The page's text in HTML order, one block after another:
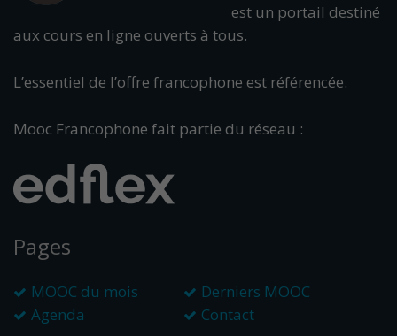
est un portail destiné
aux cours en ligne ouverts à tous.
L’essentiel de l’offre francophone est référencée.
Mooc Francophone fait partie du réseau :
Pages
MOOC du mois
Derniers MOOC
Agenda
Contact